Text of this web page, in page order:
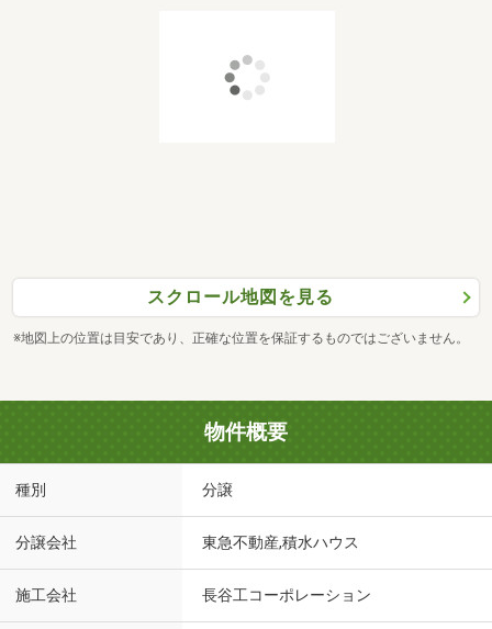
スクロール地図を見る
※地図上の位置は目安であり、正確な位置を保証するものではございません。
物件概要
種別 分譲
分譲会社 東急不動産,積水ハウス
施工会社 長谷工コーポレーション